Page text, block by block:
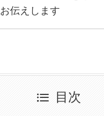
お伝えします
目次